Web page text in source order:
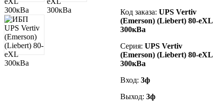
Код заказа: UPS Vertiv
(Emerson) (Liebert) 80-eXL
300кВа
Серия: UPS Vertiv
(Emerson) (Liebert) 80-eXL
300кВа
Вход: 3ф
Выход: 3ф